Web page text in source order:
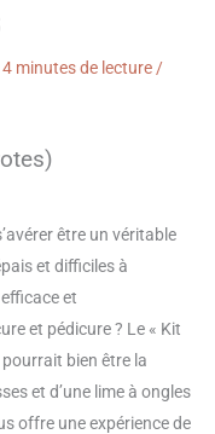
4 minutes de lecture /
être un véritable
et difficiles à
et
et pédicure ? Le « Kit
bien être la
et d’une lime à ongles
offre une expérience de